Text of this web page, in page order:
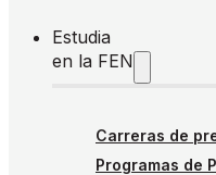
Estudia
en la FEN
Carreras de
Programas de